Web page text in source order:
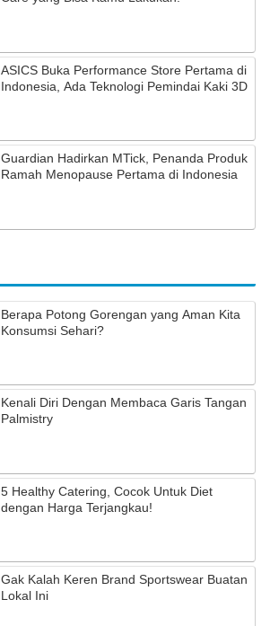
ASICS Buka Performance Store Pertama di
Indonesia, Ada Teknologi Pemindai Kaki 3D
Guardian Hadirkan MTick, Penanda Produk
Ramah Menopause Pertama di Indonesia
Berapa Potong Gorengan yang Aman Kita
Konsumsi Sehari?
Kenali Diri Dengan Membaca Garis Tangan
Palmistry
5 Healthy Catering, Cocok Untuk Diet
dengan Harga Terjangkau!
Gak Kalah Keren Brand Sportswear Buatan
Lokal Ini